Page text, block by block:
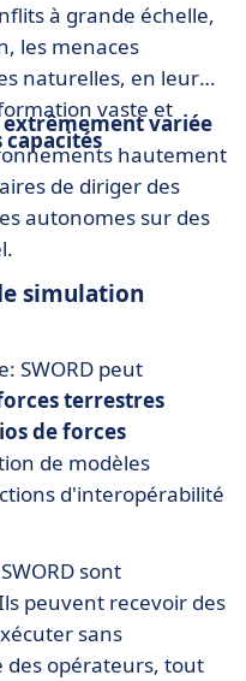
à grande échelle,
les menaces
naturelles, en leur
vaste et
variée
hautement
de diriger des
autonomes sur des
simulation
SWORD peut
terrestres
de forces
de modèles
d'interopérabilité
sont
peuvent recevoir des
sans
opérateurs, tout